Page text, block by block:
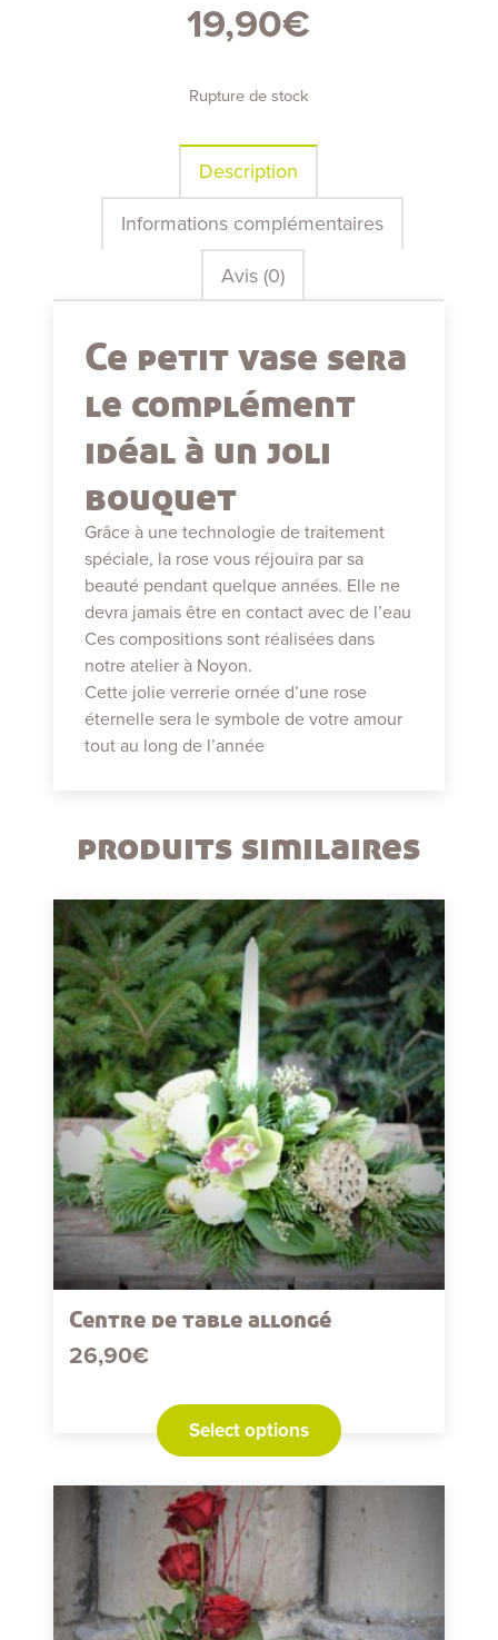
19,90€
Rupture de stock
Description
Informations complémentaires
Avis (0)
Ce petit vase sera
le complément
idéal à un joli
bouquet
Grâce à une technologie de traitement
spéciale, la rose vous réjouira par sa
beauté pendant quelque années. Elle ne
devra jamais être en contact avec de l’eau
Ces compositions sont réalisées dans
notre atelier à Noyon.
Cette jolie verrerie ornée d’une rose
éternelle sera le symbole de votre amour
tout au long de l’année
produits similaires
Centre de table allongé
26,90€
Select options